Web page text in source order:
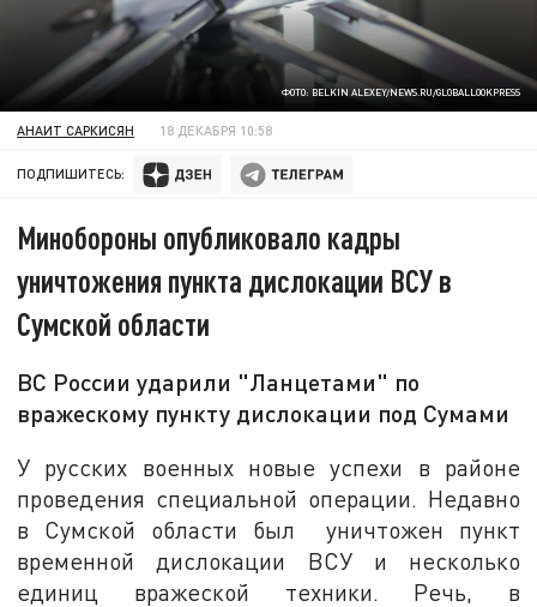
ФОТО: BELKIN ALEXEY/NEWS.RU/GLOBALLOOKPRESS
АНАИТ САРКИСЯН 18 ДЕКАБРЯ 10:58
ПОДПИШИТЕСЬ:
Минобороны опубликовало кадры
уничтожения пункта дислокации ВСУ в
Сумской области
ВС России ударили "Ланцетами" по
вражескому пункту дислокации под Сумами
У русских военных новые успехи в районе
проведения специальной операции. Недавно
в Сумской области был уничтожен пункт
временной дислокации ВСУ и несколько
единиц вражеской техники. Речь, в